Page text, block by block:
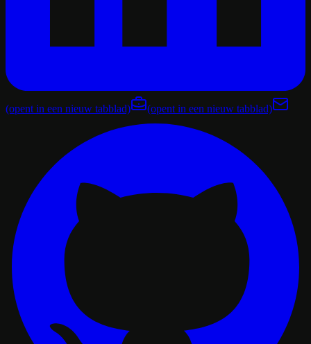
(opent in een nieuw tabblad) (opent in een nieuw tabblad)